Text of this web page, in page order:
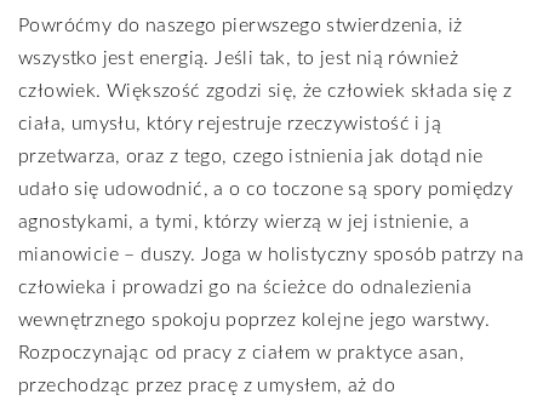
Powróćmy do naszego pierwszego stwierdzenia, iż
wszystko jest energią. Jeśli tak, to jest nią również
człowiek. Większość zgodzi się, że człowiek składa się z
ciała, umysłu, który rejestruje rzeczywistość i ją
przetwarza, oraz z tego, czego istnienia jak dotąd nie
udało się udowodnić, a o co toczone są spory pomiędzy
agnostykami, a tymi, którzy wierzą w jej istnienie, a
mianowicie – duszy. Joga w holistyczny sposób patrzy na
człowieka i prowadzi go na ścieżce do odnalezienia
wewnętrznego spokoju poprzez kolejne jego warstwy.
Rozpoczynając od pracy z ciałem w praktyce asan,
przechodząc przez pracę z umysłem, aż do